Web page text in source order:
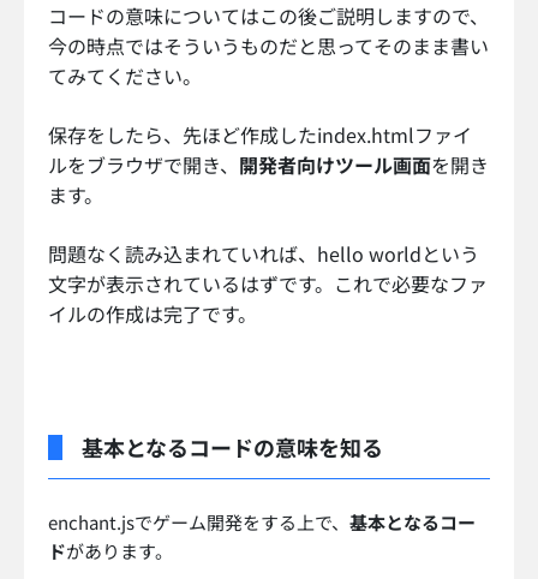
コードの意味についてはこの後ご説明しますので、
今の時点ではそういうものだと思ってそのまま書い
てみてください。
保存をしたら、先ほど作成したindex.htmlファイ
ルをブラウザで開き、 開発者向けツール画面を開き
ます。
問題なく読み込まれていれば、hello worldという
文字が表示されているはずです。これで必要なファ
イルの作成は完了です。
基本となるコードの意味を知る
enchant.jsでゲーム開発をする上で、 基本となるコー
ドがあります。